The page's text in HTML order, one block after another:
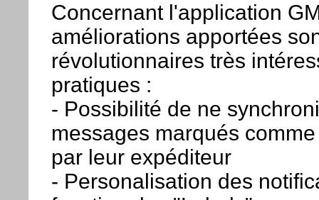
Concernant l'application
améliorations apportées
révolutionnaires très
pratiques :
- Possibilité de ne
messages marqués
par leur expéditeur
- Personalisation des